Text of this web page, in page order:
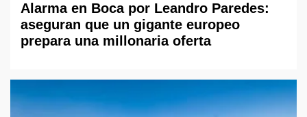
Alarma en Boca por Leandro Paredes:
aseguran que un gigante europeo
prepara una millonaria oferta